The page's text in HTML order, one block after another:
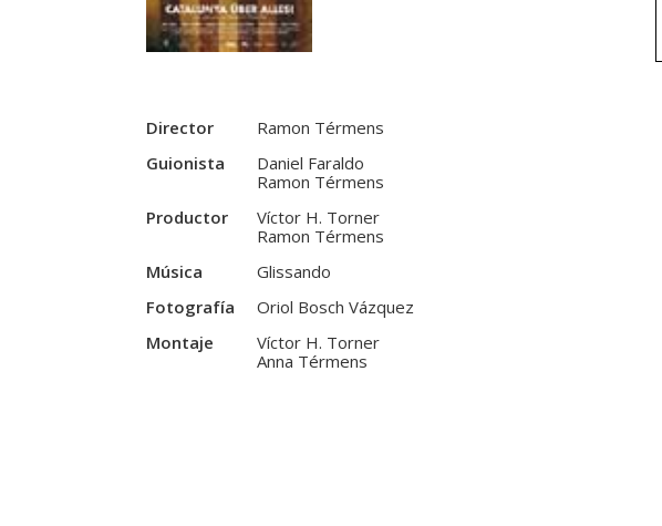
Director
Ramon Térmens
Guionista
Daniel Faraldo
Ramon Térmens
Productor
Víctor H. Torner
Ramon Térmens
Música
Glissando
Fotografía
Oriol Bosch Vázquez
Montaje
Víctor H. Torner
Anna Térmens